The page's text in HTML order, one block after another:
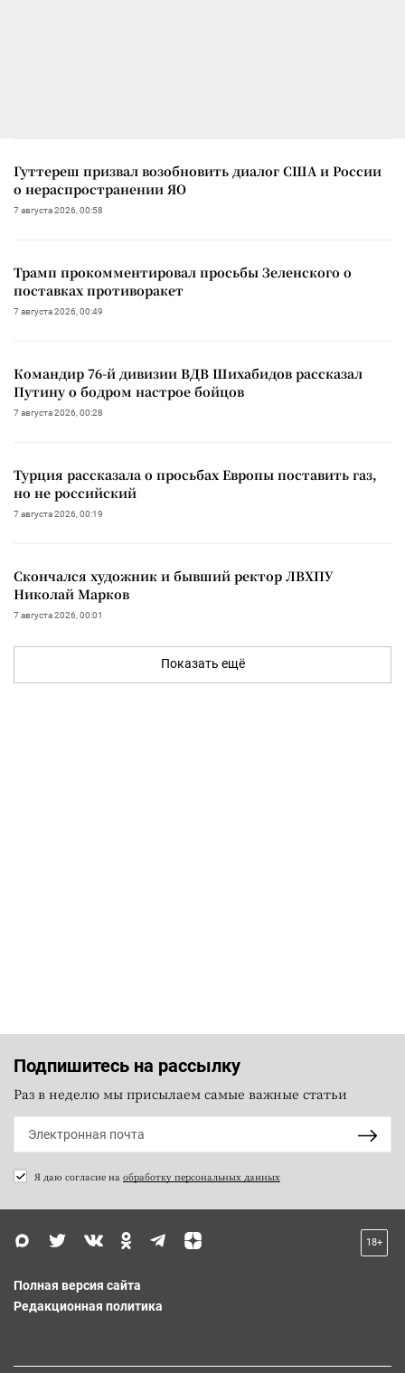
Гуттереш призвал возобновить диалог США и России
о нераспространении ЯО
7 августа 2026, 00:58
Трамп прокомментировал просьбы Зеленского о
поставках противоракет
7 августа 2026, 00:49
Командир 76-й дивизии ВДВ Шихабидов рассказал
Путину о бодром настрое бойцов
7 августа 2026, 00:28
Турция рассказала о просьбах Европы поставить газ,
но не российский
7 августа 2026, 00:19
Скончался художник и бывший ректор ЛВХПУ
Николай Марков
7 августа 2026, 00:01
Показать ещё
Подпишитесь на рассылку
Раз в неделю мы присылаем самые важные статьи
Я даю согласие на обработку персональных данных
18+
Полная версия сайта
Редакционная политика